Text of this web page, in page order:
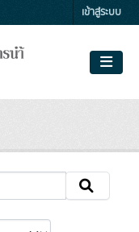
เข้าสู่ระบบ